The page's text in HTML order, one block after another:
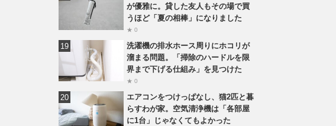
が優雅に。貸した友人もその場で買
うほど「夏の相棒」になりました
★ 0
洗濯機の排水ホース周りにホコリが
溜まる問題。「掃除のハードルを限
界まで下げる仕組み」を見つけた
★ 0
エアコンをつけっぱなし、猫2匹と暮
らすわが家。空気清浄機は「各部屋
に1台」じゃなくてもよかった